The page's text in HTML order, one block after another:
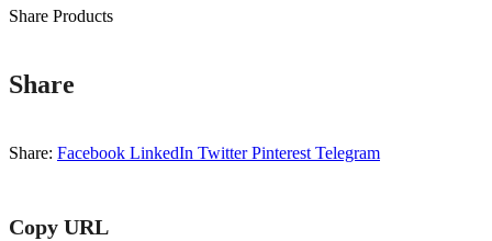
Share Products
Share
Share: Facebook LinkedIn Twitter Pinterest Telegram
Copy URL